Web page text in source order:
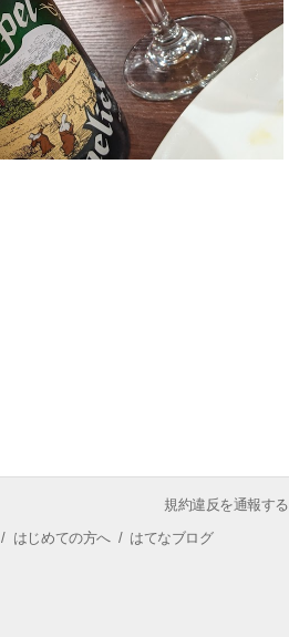
規約違反を通報する
/ はじめての方へ/ はてなブログ